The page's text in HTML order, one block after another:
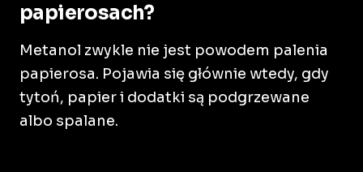
papierosach?
Metanol zwykle nie jest powodem palenia
papierosa. Pojawia się głównie wtedy, gdy
tytoń, papier i dodatki są podgrzewane
albo spalane.